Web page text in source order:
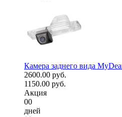
Камера заднего вида
2600.00 руб.
1150.00 руб.
Акция
00
дней